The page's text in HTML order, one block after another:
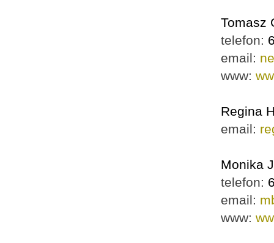
Tomasz
telefon:
email:
www:
Regina
email:
Monika
telefon:
email:
www: